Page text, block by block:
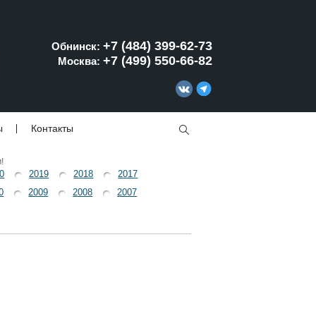
Обнинск: +7 (484) 399-62-73
Москва: +7 (499) 550-66-82
Контакты
2019 2018
2017
2009 2008
2007